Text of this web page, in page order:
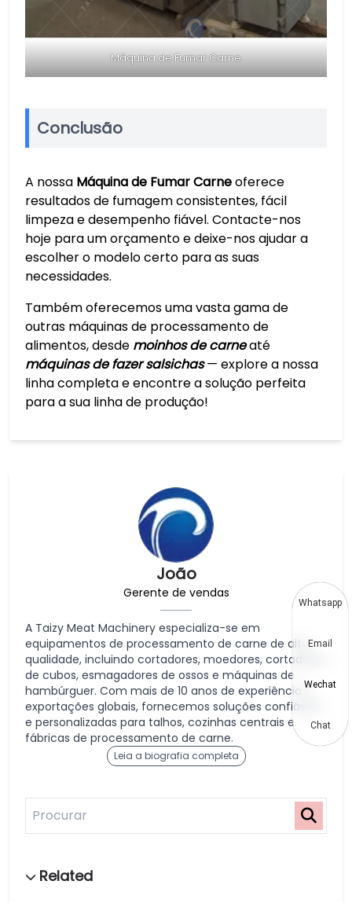
Máquina de Fumar Carne
Conclusão
A nossa Máquina de Fumar Carneoferece
resultados de fumagem consistentes, fácil
limpeza e desempenho fiável. Contacte-nos
hoje para um orçamento e deixe-nos ajudar a
escolher o modelo certo para as suas
necessidades.
Também oferecemos uma vasta gama de
outras máquinas de processamento de
alimentos, desde moinhos de carneaté
máquinas de fazer salsichas— explore a nossa
linha completa e encontre a solução perfeita
para a sua linha de produção!
João
Gerente de vendas
A Taizy Meat Machinery especializa-se em
equipamentos de processamento de carne de alta
qualidade, incluindo cortadores, moedores, cortadores
de cubos, esmagadores de ossos e máquinas de
hambúrguer. Com mais de 10 anos de experiência e
exportações globais, fornecemos soluções confiáveis
e personalizadas para talhos, cozinhas centrais e
fábricas de processamento de carne.
Leia a biografia completa
Whatsapp
Email
Wechat
Chat